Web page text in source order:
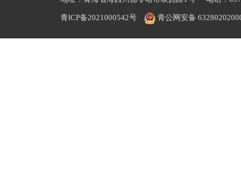
青ICP备2021000542号 青公网安备